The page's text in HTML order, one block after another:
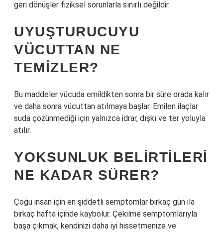
geri dönüşler fiziksel sorunlarla sınırlı değildir.
UYUŞTURUCUYU
VÜCUTTAN NE
TEMIZLER?
Bu maddeler vücuda emildikten sonra bir süre orada kalır
ve daha sonra vücuttan atılmaya başlar. Emilen ilaçlar
suda çözünmediği için yalnızca idrar, dışkı ve ter yoluyla
atılır.
YOKSUNLUK BELIRTILERI
NE KADAR SÜRER?
Çoğu insan için en şiddetli semptomlar birkaç gün ila
birkaç hafta içinde kaybolur. Çekilme semptomlarıyla
başa çıkmak, kendinizi daha iyi hissetmenize ve